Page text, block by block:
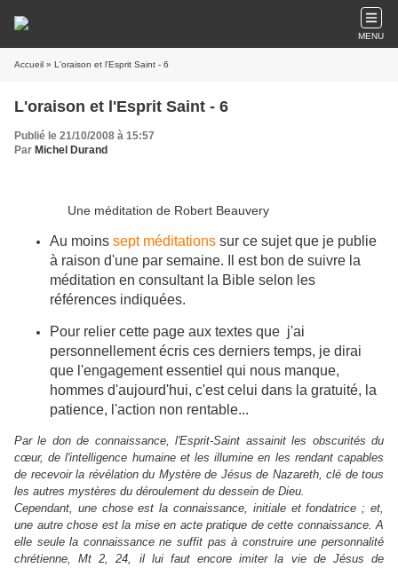
MENU
Accueil » L'oraison et l'Esprit Saint - 6
L'oraison et l'Esprit Saint - 6
Publié le 21/10/2008 à 15:57
Par Michel Durand
Une méditation de Robert Beauvery
Au moins sept méditations sur ce sujet que je publie
à raison d'une par semaine. Il est bon de suivre la
méditation en consultant la Bible selon les
références indiquées.
Pour relier cette page aux textes que j'ai
personnellement écris ces derniers temps, je dirai
que l'engagement essentiel qui nous manque,
hommes d'aujourd'hui, c'est celui dans la gratuité, la
patience, l'action non rentable...
Par le don de connaissance, l'Esprit-Saint assainit les obscurités du
cœur, de l'intelligence humaine et les illumine en les rendant capables
de recevoir la révélation du Mystère de Jésus de Nazareth, clé de tous
les autres mystères du déroulement du dessein de Dieu.
Cependant, une chose est la connaissance, initiale et fondatrice ; et,
une autre chose est la mise en acte pratique de cette connaissance. A
elle seule la connaissance ne suffit pas à construire une personnalité
chrétienne, Mt 2, 24, il lui faut encore imiter la vie de Jésus de